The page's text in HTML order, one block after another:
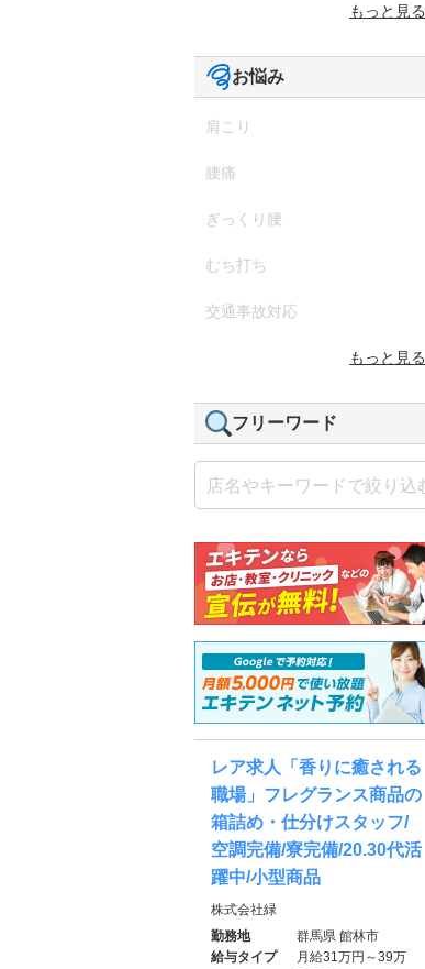
もっと見る
お悩み
肩こり
腰痛
ぎっくり腰
むち打ち
交通事故対応
もっと見る
フリーワード
レア求人「香りに癒される
職場」フレグランス商品の
箱詰め・仕分けスタッフ/
空調完備/寮完備/20.30代活
躍中/小型商品
株式会社緑
勤務地
群馬県 館林市
給与タイプ
月給31万円～39万